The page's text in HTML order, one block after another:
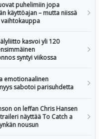
puhelimiin jopa
käyttöajan – mutta niissä
kasvoi yli 120
syntyi viikossa
emotionaalinen
sabotoi parisuhdetta
on leffan Chris Hansen
näyttää To Catch a
nousun